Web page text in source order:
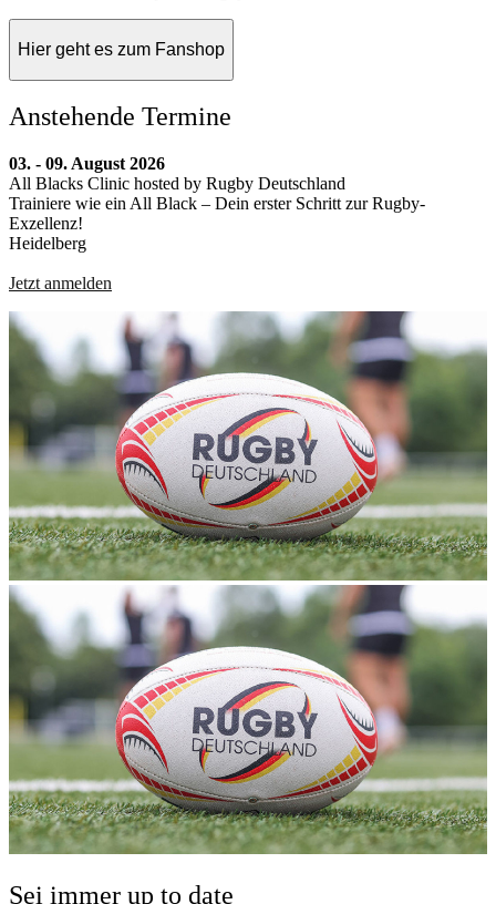
Hier geht es zum Fanshop
Anstehende Termine
03. - 09. August 2026
All Blacks Clinic hosted by Rugby Deutschland
Trainiere wie ein All Black – Dein erster Schritt zur Rugby-
Exzellenz!
Heidelberg
Jetzt anmelden
Sei immer up to date